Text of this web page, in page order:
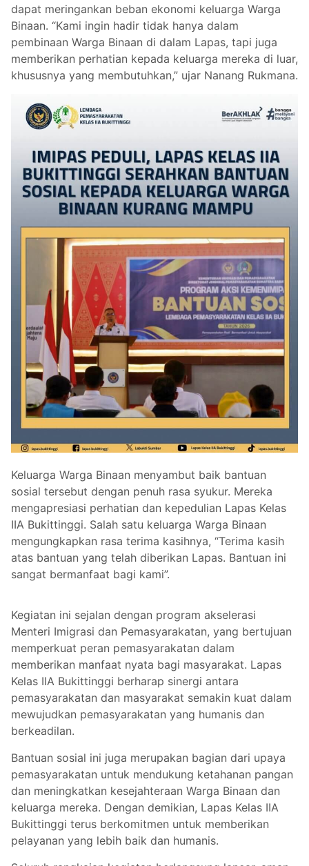
dapat meringankan beban ekonomi keluarga Warga
Binaan. “Kami ingin hadir tidak hanya dalam
pembinaan Warga Binaan di dalam Lapas, tapi juga
memberikan perhatian kepada keluarga mereka di luar,
khususnya yang membutuhkan,” ujar Nanang Rukmana.
Keluarga Warga Binaan menyambut baik bantuan
sosial tersebut dengan penuh rasa syukur. Mereka
mengapresiasi perhatian dan kepedulian Lapas Kelas
IIA Bukittinggi. Salah satu keluarga Warga Binaan
mengungkapkan rasa terima kasihnya, “Terima kasih
atas bantuan yang telah diberikan Lapas. Bantuan ini
sangat bermanfaat bagi kami”.
Kegiatan ini sejalan dengan program akselerasi
Menteri Imigrasi dan Pemasyarakatan, yang bertujuan
memperkuat peran pemasyarakatan dalam
memberikan manfaat nyata bagi masyarakat. Lapas
Kelas IIA Bukittinggi berharap sinergi antara
pemasyarakatan dan masyarakat semakin kuat dalam
mewujudkan pemasyarakatan yang humanis dan
berkeadilan.
Bantuan sosial ini juga merupakan bagian dari upaya
pemasyarakatan untuk mendukung ketahanan pangan
dan meningkatkan kesejahteraan Warga Binaan dan
keluarga mereka. Dengan demikian, Lapas Kelas IIA
Bukittinggi terus berkomitmen untuk memberikan
pelayanan yang lebih baik dan humanis.